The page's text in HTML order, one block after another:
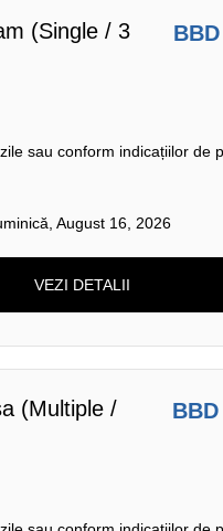
(Single / 3
sau conform indicațiilor de
August 16, 2026
VEZI DETALII
(Multiple /